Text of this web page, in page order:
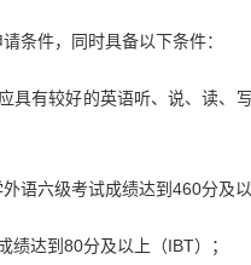
医学考博英语词汇单选
学统考考博英语考试真
条件，同时具备以下条件：
具有较好的英语听、说、读、
语六级考试成绩达到460分及以
绩达到80分及以上（IBT）；